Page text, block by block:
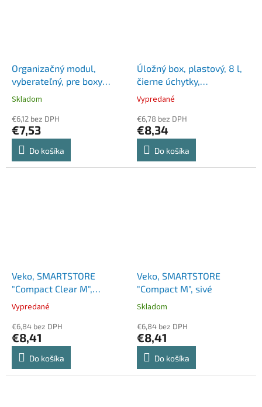
Organizačný modul,
vyberateľný, pre boxy
Classic 15, 2 priehradky, s
priehľadný
Skladom
€6,12 bez DPH
€7,53
Do košíka
Úložný box, plastový, 8 l,
čierne úchytky,
SMARTSTORE "Classic 12",
priehľadný
Vypredané
€6,78 bez DPH
€8,34
Do košíka
Veko, SMARTSTORE
"Compact Clear M",
priehľadné
Vypredané
€6,84 bez DPH
€8,41
Do košíka
Veko, SMARTSTORE
"Compact M", sivé
Skladom
€6,84 bez DPH
€8,41
Do košíka